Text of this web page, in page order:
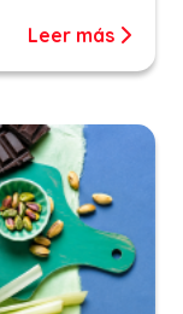
Leer más